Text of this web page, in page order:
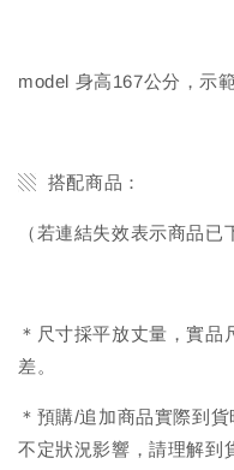
model 身高167公分，示
▧ 搭配商品：
（若連結失效表示商品已
＊尺寸採平放丈量，實品
差。
＊預購/追加商品實際到
不定狀況影響，請理解到